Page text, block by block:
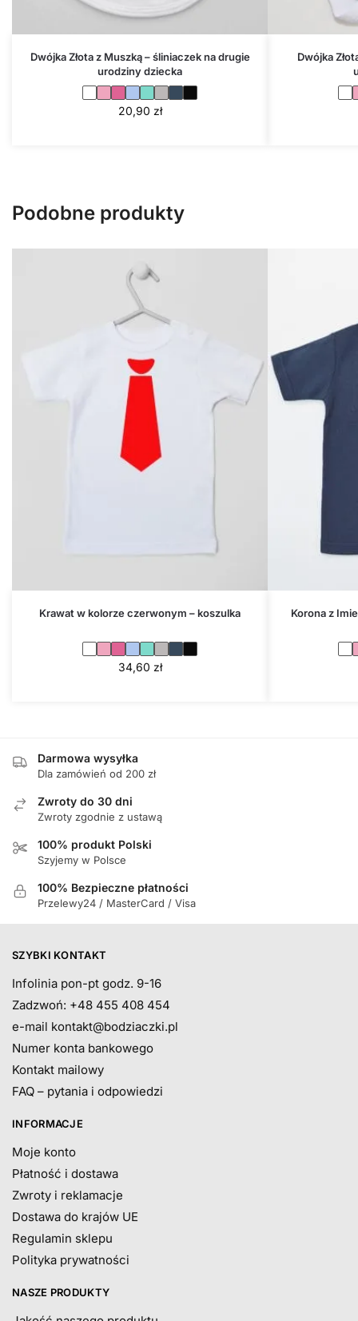
Dwójka Złota z Muszką – śliniaczek na drugie
urodziny dziecka
20,90 zł
Dwójka
Podobne produkty
Krawat w kolorze czerwonym – koszulka
34,60 zł
Korona z
Darmowa wysyłka
Dla zamówień od 200 zł
Zwroty do 30 dni
Zwroty zgodnie z ustawą
100% produkt Polski
Szyjemy w Polsce
100% Bezpieczne płatności
Przelewy24 / MasterCard / Visa
SZYBKI KONTAKT
Infolinia pon-pt godz. 9-16
Zadzwoń: +48 455 408 454
e-mail kontakt@bodziaczki.pl
Numer konta bankowego
Kontakt mailowy
FAQ – pytania i odpowiedzi
INFORMACJE
Moje konto
Płatność i dostawa
Zwroty i reklamacje
Dostawa do krajów UE
Regulamin sklepu
Polityka prywatności
NASZE PRODUKTY